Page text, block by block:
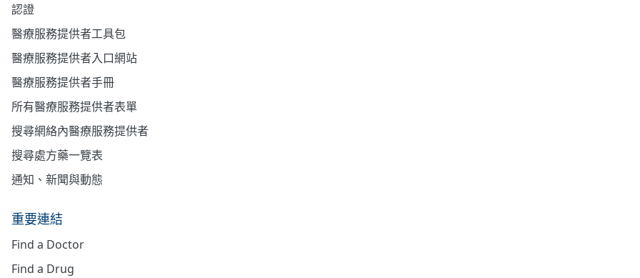
認證
醫療服務提供者工具包
醫療服務提供者入口網站
醫療服務提供者手冊
所有醫療服務提供者表單
搜尋網絡內醫療服務提供者
搜尋處方藥一覽表
通知、新聞與動態
重要連結
Find a Doctor
Find a Drug